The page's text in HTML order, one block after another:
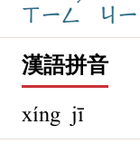
ㄒㄧㄥ ㄐㄧ
漢語拼音
xíng jī